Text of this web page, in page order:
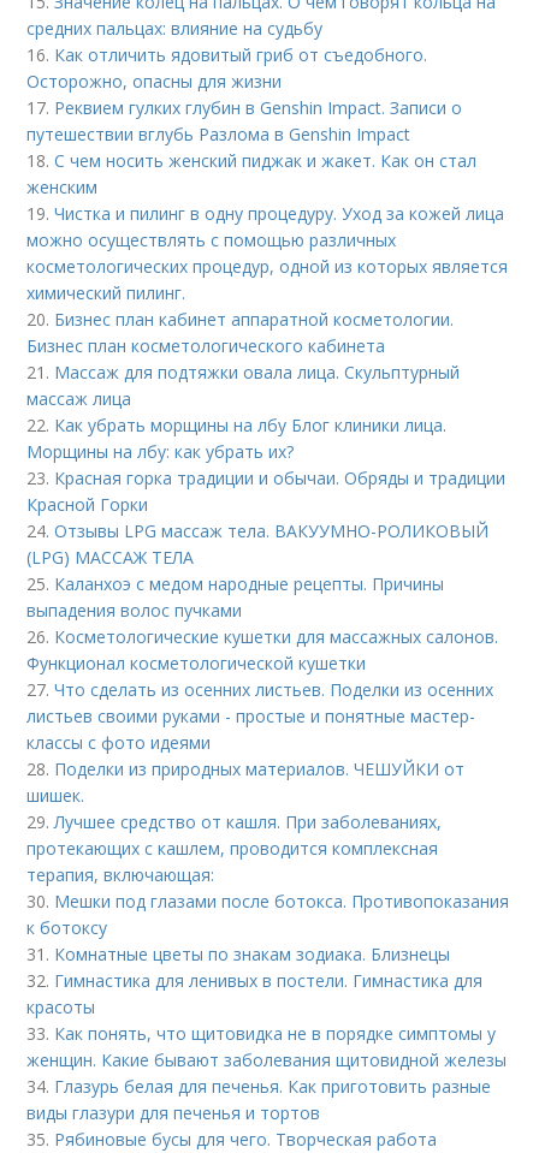
средних пальцах: влияние на судьбу
16. Как отличить ядовитый гриб от съедобного.
Осторожно, опасны для жизни
17. Реквием гулких глубин в Genshin Impact. Записи о
путешествии вглубь Разлома в Genshin Impact
18.С чем носить женский пиджак и жакет. Как он стал
женским
19.Чистка и пилинг в одну процедуру. Уход за кожей лица
можно осуществлять с помощью различных
косметологических процедур, одной из которых является
химический пилинг.
20. Бизнес план кабинет аппаратной косметологии.
Бизнес план косметологического кабинета
21. Массаж для подтяжки овала лица. Скульптурный
массаж лица
22. Как убрать морщины на лбу Блог клиники лица.
Морщины на лбу: как убрать их?
23. Красная горка традиции и обычаи. Обряды и традиции
Красной Горки
24.Отзывы LPG массаж тела. ВАКУУМНО-РОЛИКОВЫЙ
(LPG) МАССАЖ ТЕЛА
25. Каланхоэ с медом народные рецепты. Причины
выпадения волос пучками
26. Косметологические кушетки для массажных салонов.
Функционал косметологической кушетки
27.Что сделать из осенних листьев. Поделки из осенних
листьев своими руками - простые и понятные мастер-
классы с фото идеями
28. Поделки из природных материалов. ЧЕШУЙКИ от
шишек.
29.Лучшее средство от кашля. При заболеваниях,
протекающих с кашлем, проводится комплексная
терапия, включающая:
30. Мешки под глазами после ботокса. Противопоказания
к ботоксу
31. Комнатные цветы по знакам зодиака. Близнецы
32. Гимнастика для ленивых в постели. Гимнастика для
красоты
33. Как понять, что щитовидка не в порядке симптомы у
женщин. Какие бывают заболевания щитовидной железы
34. Глазурь белая для печенья. Как приготовить разные
виды глазури для печенья и тортов
35. Рябиновые бусы для чего. Творческая работа